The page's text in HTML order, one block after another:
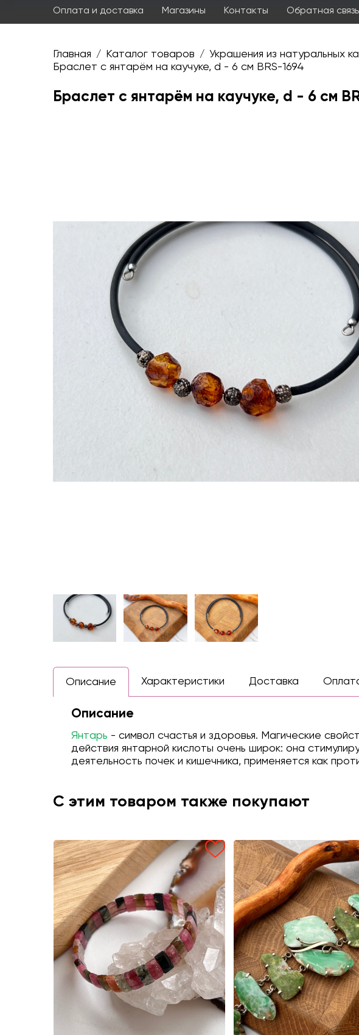
Оплата и доставка Магазины Контакты Обратная связь
Главная / Каталог товаров / Украшения из натуральных
Браслет с янтарём на каучуке, d - 6 см BRS-1694
Браслет с янтарём на каучуке, d - 6 см
Описание Характеристики Доставка
Описание
Янтарь - символ счастья и здоровья. Магические
действия янтарной кислоты очень широк: она
деятельность почек и кишечника, применяется как
С этим товаром также покупают